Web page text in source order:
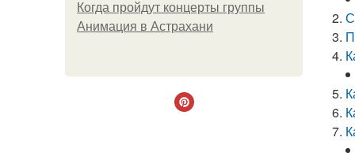
Когда пройдут концерты группы
Анимация в Астрахани